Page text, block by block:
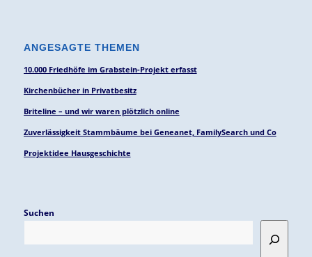
ANGESAGTE THEMEN
10.000 Friedhöfe im Grabstein-Projekt erfasst
Kirchenbücher in Privatbesitz
Briteline – und wir waren plötzlich online
Zuverlässigkeit Stammbäume bei Geneanet, FamilySearch und Co
Projektidee Hausgeschichte
Suchen